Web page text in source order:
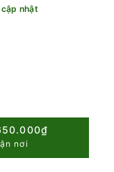
nhật
nơi